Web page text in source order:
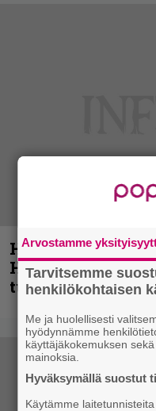
Helloween- ja
Hansen julkaisi
tulevalta
Arvostamme
Tarvitsemme
henkilökohtaisen
Me ja huolellisesti
hyödynnämme
käyttäjäkokemuksen
mainoksia.
Hyväksymällä suostut
Käytämme